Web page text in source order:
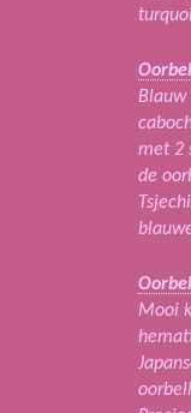
Blauw
met 2
de
Mooi